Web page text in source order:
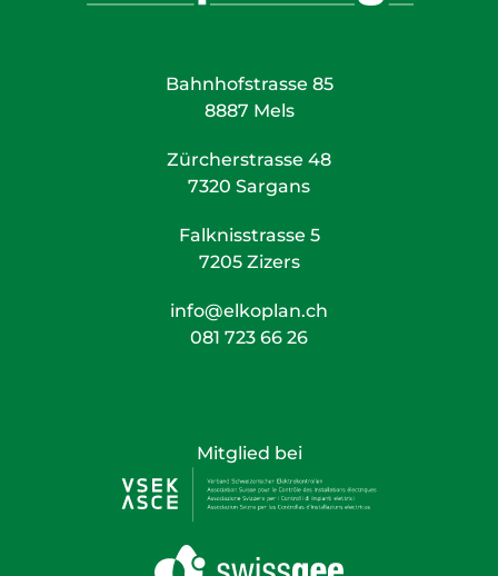
Bahnhofstrasse 85
8887 Mels
Zürcherstrasse 48
7320 Sargans
Falknisstrasse 5
7205 Zizers
info@elkoplan.ch
081 723 66 26
Mitglied bei